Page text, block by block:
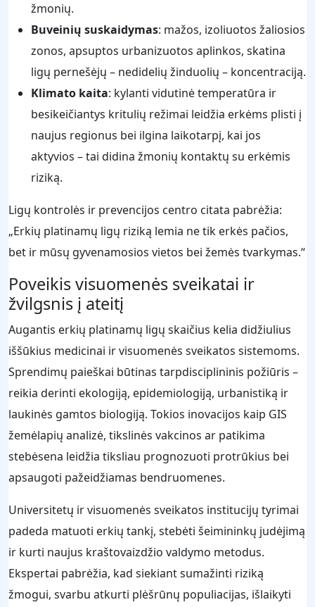
žmonių.
Buveinių suskaidymas: mažos, izoliuotos žaliosios
zonos, apsuptos urbanizuotos aplinkos, skatina
ligų pernešėjų – nedidelių žinduolių – koncentraciją.
Klimato kaita: kylanti vidutinė temperatūra ir
besikeičiantys kritulių režimai leidžia erkėms plisti į
naujus regionus bei ilgina laikotarpį, kai jos
aktyvios – tai didina žmonių kontaktų su erkėmis
riziką.
Ligų kontrolės ir prevencijos centro citata pabrėžia:
„Erkių platinamų ligų riziką lemia ne tik erkės pačios,
bet ir mūsų gyvenamosios vietos bei žemės tvarkymas.“
Poveikis visuomenės sveikatai ir
žvilgsnis į ateitį
Augantis erkių platinamų ligų skaičius kelia didžiulius
iššūkius medicinai ir visuomenės sveikatos sistemoms.
Sprendimų paieškai būtinas tarpdisciplininis požiūris –
reikia derinti ekologiją, epidemiologiją, urbanistiką ir
laukinės gamtos biologiją. Tokios inovacijos kaip GIS
žemėlapių analizė, tikslinės vakcinos ar patikima
stebėsena leidžia tiksliau prognozuoti protrūkius bei
apsaugoti pažeidžiamas bendruomenes.
Universitetų ir visuomenės sveikatos institucijų tyrimai
padeda matuoti erkių tankį, stebėti šeimininkų judėjimą
ir kurti naujus kraštovaizdžio valdymo metodus.
Ekspertai pabrėžia, kad siekiant sumažinti riziką
žmogui, svarbu atkurti plėšrūnų populiacijas, išlaikyti